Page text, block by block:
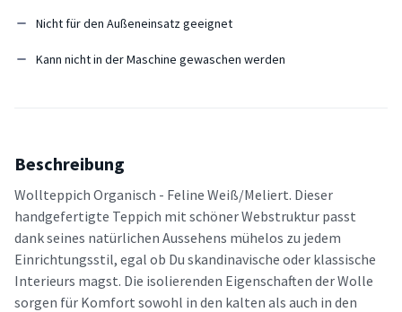
Nicht für den Außeneinsatz geeignet
Kann nicht in der Maschine gewaschen werden
Beschreibung
Wollteppich Organisch - Feline Weiß/Meliert. Dieser
handgefertigte Teppich mit schöner Webstruktur passt
dank seines natürlichen Aussehens mühelos zu jedem
Einrichtungsstil, egal ob Du skandinavische oder klassische
Interieurs magst. Die isolierenden Eigenschaften der Wolle
sorgen für Komfort sowohl in den kalten als auch in den